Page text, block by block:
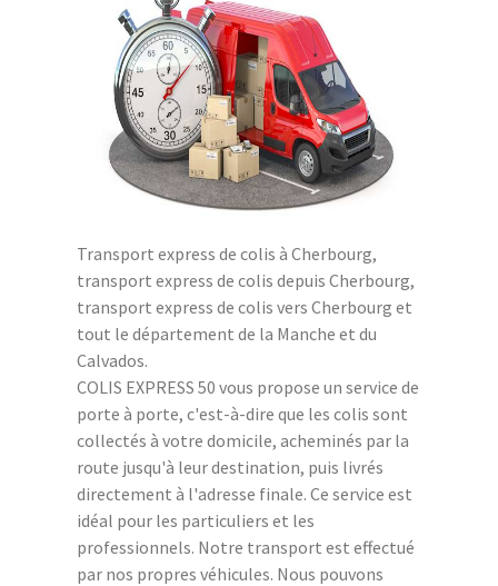
Transport express de colis à Cherbourg,
transport express de colis depuis Cherbourg,
transport express de colis vers Cherbourg et
tout le département de la Manche et du
Calvados.
COLIS EXPRESS 50 vous propose un service de
porte à porte, c'est-à-dire que les colis sont
collectés à votre domicile, acheminés par la
route jusqu'à leur destination, puis livrés
directement à l'adresse finale. Ce service est
idéal pour les particuliers et les
professionnels. Notre transport est effectué
par nos propres véhicules. Nous pouvons